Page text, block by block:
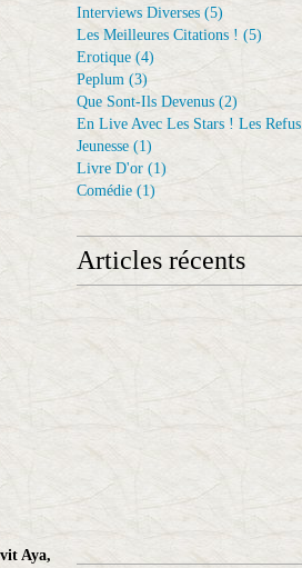
Aya,
Interviews Diverses (5)
Les Meilleures Citations ! (5)
Erotique (4)
Peplum (3)
Que Sont-Ils Devenus (2)
En Live Avec Les Stars ! Les Refus
Jeunesse (1)
Livre D'or (1)
Comédie (1)
Articles récents